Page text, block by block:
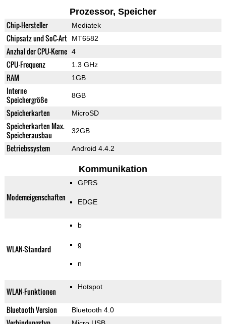
Prozessor, Speicher
Chip-Hersteller Mediatek
Chipsatz und SoC-Art MT6582
Anzhal der CPU-Kerne 4
CPU-Frequenz 1.3 GHz
RAM 1GB
Interne
Speichergröße
8GB
Speicherkarten MicroSD
Speicherkarten Max.
Speicherausbau
32GB
Betriebssystem Android 4.4.2
Kommunikation
Modemeigenschaften
GPRS
EDGE
WLAN-Standard
b
g
n
WLAN-Funktionen Hotspot
Bluetooth Version Bluetooth 4.0